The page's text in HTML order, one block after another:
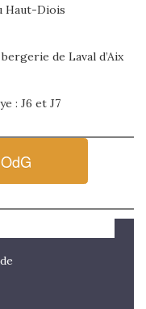
Haut-Diois
de Laval d’Aix
: J6 et J7